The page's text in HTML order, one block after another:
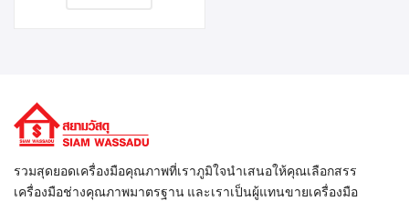
รวมสุดยอดเครื่องมือคุณภาพที่เราภูมิใจนำเสนอให้คุณเลือกสรร
เครื่องมือช่างคุณภาพมาตรฐาน และเราเป็นผู้แทนขายเครื่องมือ